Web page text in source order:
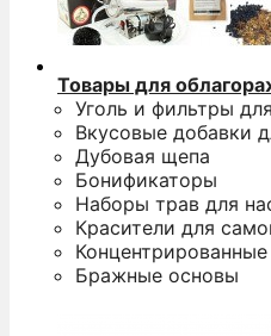
Товары для
Уголь и фильтры
Вкусовые добавки
Дубовая щепа
Бонификаторы
Наборы трав для
Красители для
Бражные основы